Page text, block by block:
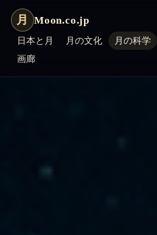
月 Moon.co.jp
日本と月 月の文化 月の科学
画廊